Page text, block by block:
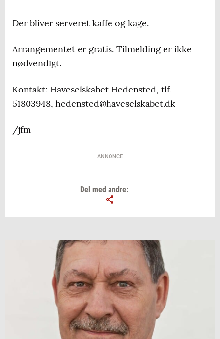
Der bliver serveret kaffe og kage.
Arrangementet er gratis. Tilmelding er ikke
nødvendigt.
Kontakt: Haveselskabet Hedensted, tlf.
51803948, hedensted@haveselskabet.dk
/jfm
ANNONCE
Del med andre: